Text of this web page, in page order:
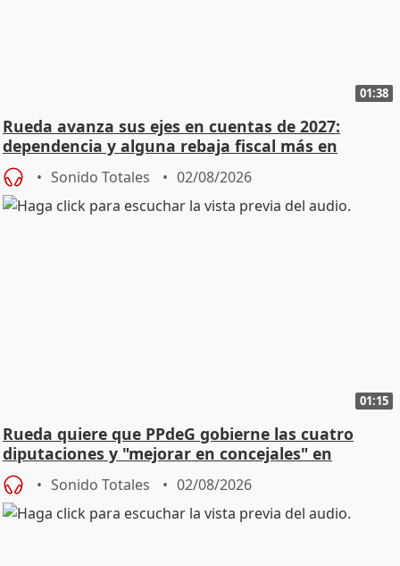
01:38
Rueda avanza sus ejes en cuentas de 2027:
dependencia y alguna rebaja fiscal más en
vivienda
Sonido Totales 02/08/2026
01:15
Rueda quiere que PPdeG gobierne las cuatro
diputaciones y "mejorar en concejales" en
ciudades
Sonido Totales 02/08/2026